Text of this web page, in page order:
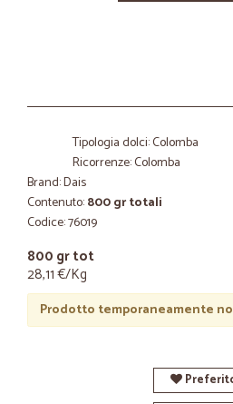
Tipologia dolci: Colomba
Ricorrenze: Colomba
Brand: Dais
Contenuto:800 gr totali
Codice: 76019
800 gr tot
28,11 €/Kg
Prodotto temporaneamente